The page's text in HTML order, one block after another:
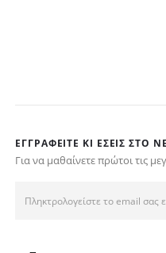
ΕΓΓΡΑΦΕΊΤΕ ΚΙ ΕΣΕΊΣ ΣΤΟ
Για να μαθαίνετε πρώτοι τις